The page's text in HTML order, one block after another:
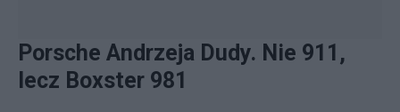
Porsche Andrzeja Dudy. Nie 911,
lecz Boxster 981